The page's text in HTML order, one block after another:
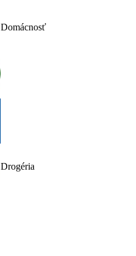
Domácnosť
Drogéria